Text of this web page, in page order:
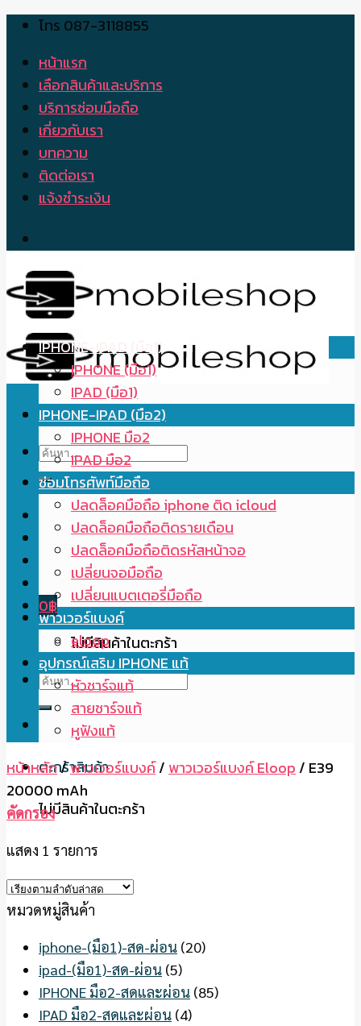
Skip
content
โทร 087-3118855
หน้าแรก
เลือกสินค้าและบริการ
บริการซ่อมมือถือ
เกี่ยวกับเรา
บทความ
ติดต่อเรา
แจ้งชำระเงิน
ค้นหา:
0฿
ไม่มีสินค้าในตะกร้า
ค้นหา:
ตะกร้าสินค้า
ไม่มีสินค้าในตะกร้า
IPHONE-IPAD (มือ1)
IPHONE (มือ1)
IPAD (มือ1)
IPHONE-IPAD (มือ2)
IPHONE มือ2
IPAD มือ2
ซ่อมโทรศัพท์มือถือ
ปลดล็อคมือถือ iphone ติด icloud
ปลดล็อคมือถือติดรายเดือน
ปลดล็อคมือถือติดรหัสหน้าจอ
เปลี่ยนจอมือถือ
เปลี่ยนแบตเตอรี่มือถือ
พาวเวอร์แบงค์
eloop
อุปกรณ์เสริม IPHONE แท้
หัวชาร์จแท้
สายชาร์จแท้
หูฟังแท้
หน้าหลัก/พาวเวอร์แบงค์/ พาวเวอร์แบงค์ Eloop / E39
20000 mAh
คัดกรอง
แสดง 1 รายการ
หมวดหมู่สินค้า
iphone-(มือ1)-สด-ผ่อน (20)
ipad-(มือ1)-สด-ผ่อน (5)
IPHONE มือ2-สดและผ่อน (85)
IPAD มือ2-สดและผ่อน (4)